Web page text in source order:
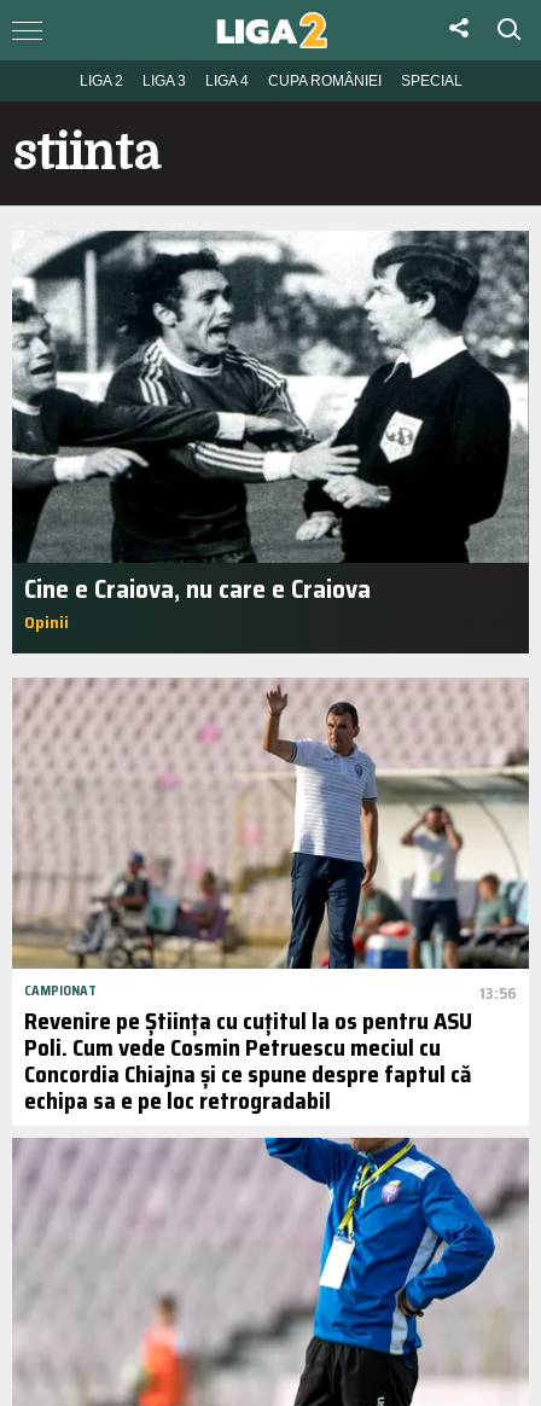
LIGA 2 LIGA 3 LIGA 4 CUPA ROMÂNIEI SPECIAL
stiinta
Cine e Craiova, nu care e Craiova
Opinii
CAMPIONAT 13:56
Revenire pe Știința cu cuțitul la os pentru ASU
Poli. Cum vede Cosmin Petruescu meciul cu
Concordia Chiajna și ce spune despre faptul că
echipa sa e pe loc retrogradabil